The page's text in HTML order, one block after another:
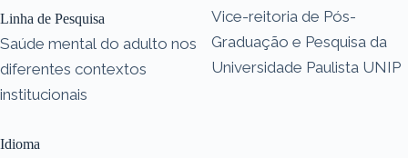
Linha de Pesquisa
Saúde mental do adulto nos
diferentes contextos
institucionais
Idioma
Vice-reitoria de Pós-
Graduação e Pesquisa da
Universidade Paulista UNIP